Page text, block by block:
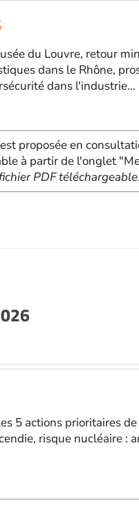
du Louvre, retour
dans le Rhône,
dans l'industrie...
proposée en
à partir de l'onglet
PDF téléchargeable.
5 actions prioritaires
risque nucléaire :